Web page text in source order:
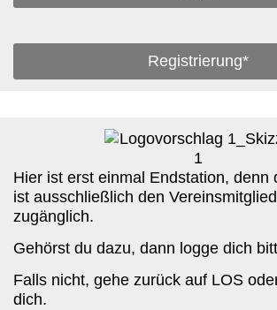
Registrierung*
Hier ist erst einmal Endstation, denn
ist ausschließlich den
zugänglich.
Gehörst du dazu, dann logge dich
Falls nicht, gehe zurück auf LOS
dich.